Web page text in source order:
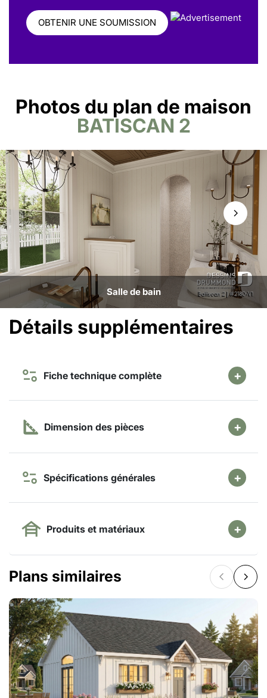
OBTENIR UNE SOUMISSION
Photos du plan de maison
BATISCAN 2
Salle de bain
Détails supplémentaires
Fiche technique complète
Dimension des pièces
Spécifications générales
Produits et matériaux
Plans similaires